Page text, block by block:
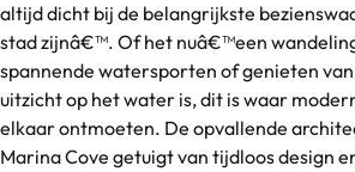
altijd dicht bij de belangrijkste
stad zijnâ€™. Of het nuâ€™een
spannende watersporten of genieten
uitzicht op het water is, dit is waar
elkaar ontmoeten. De opvallende
Marina Cove getuigt van tijdloos design